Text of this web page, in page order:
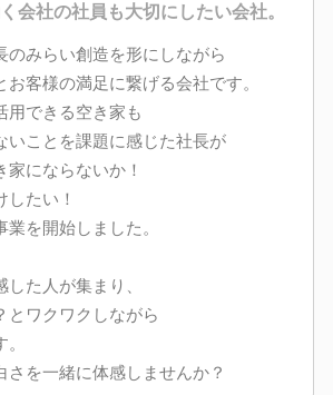
会社の社員も大切にしたい会社。
のみらい創造を形にしながら
客様の満足に繋げる会社です。
用できる空き家も
いことを課題に感じた社長が
にならないか！
したい！
を開始しました。
た人が集まり、
とワクワクしながら
さを一緒に体感しませんか？